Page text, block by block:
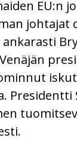
EU:n
johtajat
Presidentti